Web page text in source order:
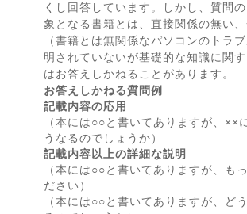
くし回答しています。しかし、質問
象となる書籍とは、直接関係の無い
（書籍とは無関係なパソコンのトラ
明されていないが基礎的な知識に関
はお答えしかねることがあります。
お答えしかねる質問例
記載内容の応用
（本には○○と書いてありますが、××
うなるのでしょうか）
記載内容以上の詳細な説明
（本には○○と書いてありますが、も
ださい）
（本には○○と書いてありますが、ど